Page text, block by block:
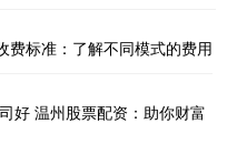
费标准：了解不同模式的费用
好 温州股票配资：助你财富